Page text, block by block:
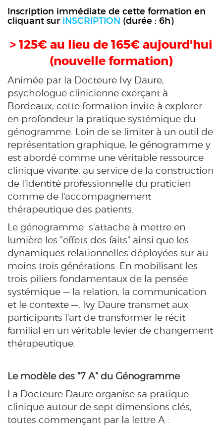
Inscription immédiate de cette formation en
cliquant sur INSCRIPTION (durée : 6h)
> 125€ au lieu de 165€ aujourd'hui
(nouvelle formation)
Animée par la Docteure Ivy Daure,
psychologue clinicienne exerçant à
Bordeaux, cette formation invite à explorer
en profondeur la pratique systémique du
génogramme. Loin de se limiter à un outil de
représentation graphique, le génogramme y
est abordé comme une véritable ressource
clinique vivante, au service de la construction
de l'identité professionnelle du praticien
comme de l'accompagnement
thérapeutique des patients.
Le génogramme s'attache à mettre en
lumière les "effets des faits" ainsi que les
dynamiques relationnelles déployées sur au
moins trois générations. En mobilisant les
trois piliers fondamentaux de la pensée
systémique — la relation, la communication
et le contexte —, Ivy Daure transmet aux
participants l'art de transformer le récit
familial en un véritable levier de changement
thérapeutique.
Le modèle des "7 A" du Génogramme
La Docteure Daure organise sa pratique
clinique autour de sept dimensions clés,
toutes commençant par la lettre A :